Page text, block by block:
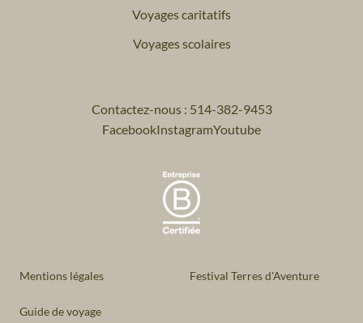
Voyages caritatifs
Voyages scolaires
Contactez-nous : 514-382-9453
FacebookInstagramYoutube
Mentions légales Festival Terres d'Aventure
Guide de voyage